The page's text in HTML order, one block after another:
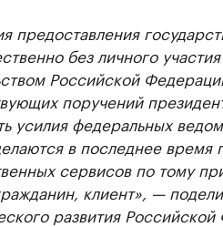
предоставления
без личного
Российской
поручений
усилия федеральных
в последнее время
сервисов по тому
клиент», —
развития